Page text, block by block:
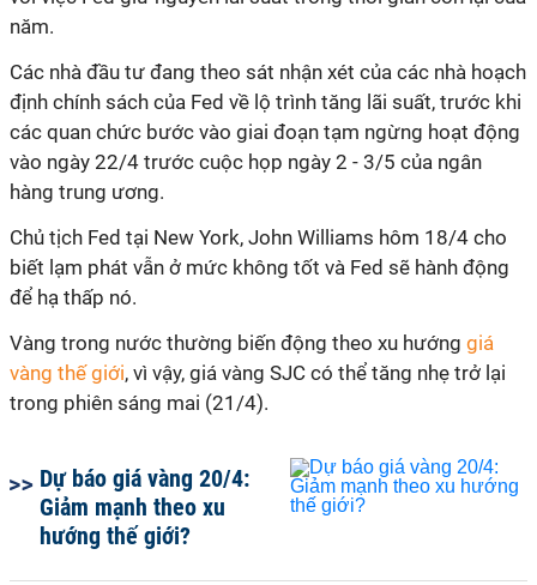
năm.
Các nhà đầu tư đang theo sát nhận xét của các nhà hoạch
định chính sách của Fed về lộ trình tăng lãi suất, trước khi
các quan chức bước vào giai đoạn tạm ngừng hoạt động
vào ngày 22/4 trước cuộc họp ngày 2 - 3/5 của ngân
hàng trung ương.
Chủ tịch Fed tại New York, John Williams hôm 18/4 cho
biết lạm phát vẫn ở mức không tốt và Fed sẽ hành động
để hạ thấp nó.
Vàng trong nước thường biến động theo xu hướng giá
vàng thế giới, vì vậy, giá vàng SJC có thể tăng nhẹ trở lại
trong phiên sáng mai (21/4).
Dự báo giá vàng 20/4:
Giảm mạnh theo xu
hướng thế giới?